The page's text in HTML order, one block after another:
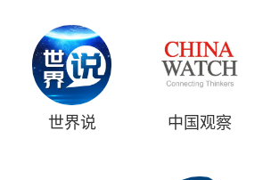
世界说 中国观察